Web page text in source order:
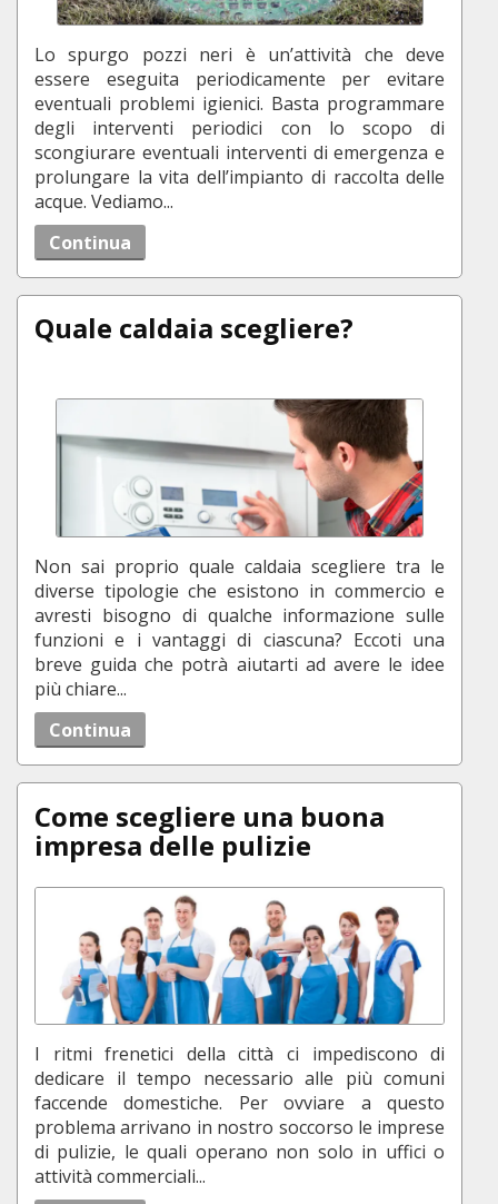
Lo spurgo pozzi neri è un’attività che deve
essere eseguita periodicamente per evitare
eventuali problemi igienici. Basta programmare
degli interventi periodici con lo scopo di
scongiurare eventuali interventi di emergenza e
prolungare la vita dell’impianto di raccolta delle
acque. Vediamo...
Continua
Quale caldaia scegliere?
Non sai proprio quale caldaia scegliere tra le
diverse tipologie che esistono in commercio e
avresti bisogno di qualche informazione sulle
funzioni e i vantaggi di ciascuna? Eccoti una
breve guida che potrà aiutarti ad avere le idee
più chiare...
Continua
Come scegliere una buona
impresa delle pulizie
I ritmi frenetici della città ci impediscono di
dedicare il tempo necessario alle più comuni
faccende domestiche. Per ovviare a questo
problema arrivano in nostro soccorso le imprese
di pulizie, le quali operano non solo in uffici o
attività commerciali...